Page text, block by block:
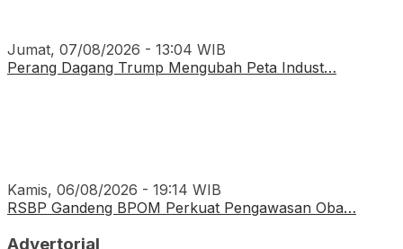
Jumat, 07/08/2026 - 13:04 WIB
Perang Dagang Trump Mengubah Peta Indust…
Kamis, 06/08/2026 - 19:14 WIB
RSBP Gandeng BPOM Perkuat Pengawasan Oba…
Advertorial